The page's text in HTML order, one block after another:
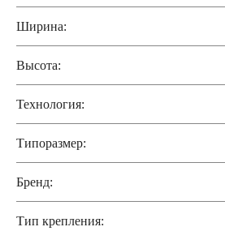
Ширина:
Высота:
Технология:
Типоразмер:
Бренд:
Тип крепления: